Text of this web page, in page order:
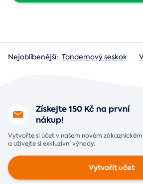
Nejoblíbenější: Tandemový seskok
Získejte 150 Kč na první
nákup!
Vytvořte si účet v našem novém
a užívejte si exkluzivní výhody.
Vytvořit učet